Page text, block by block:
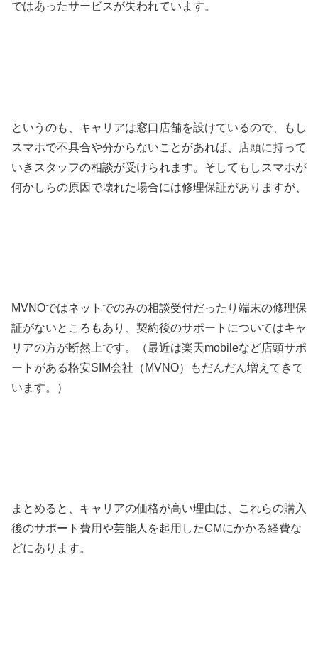
ではあったサービスが失われています。
というのも、キャリアは窓口店舗を設けているので、もし
スマホで不具合や分からないことがあれば、店頭に持って
いきスタッフの相談が受けられます。そしてもしスマホが
何かしらの原因で壊れた場合には修理保証がありますが、
MVNOではネットでのみの相談受付だったり端末の修理保
証がないところもあり、契約後のサポートについてはキャ
リアの方が断然上です。（最近は楽天mobileなど店頭サポ
ートがある格安SIM会社（MVNO）もだんだん増えてきて
います。）
まとめると、キャリアの価格が高い理由は、これらの購入
後のサポート費用や芸能人を起用したCMにかかる経費な
どにあります。